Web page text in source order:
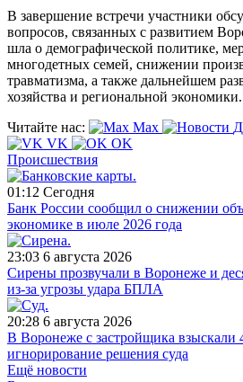
В завершение встречи участники
вопросов, связанных с развитием
шла о демографической политике,
многодетных семей, снижении
травматизма, а также дальнейшем
хозяйства и региональной экономики.
Читайте нас:
Max
VK
OK
Происшествия
01:12 Сегодня
Банк России сообщил о снижении
экономике в июле 2026 года
23:03 6 августа 2026
Сирены прозвучали в Воронеже и
из-за угрозы удара БПЛА
20:28 6 августа 2026
В Воронеже с застройщика взыскали
игнорирование решения суда
Ещё новости